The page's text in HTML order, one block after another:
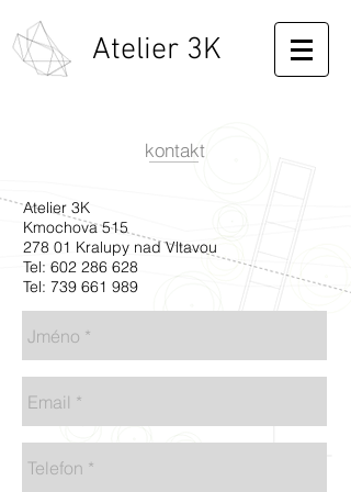
Atelier 3K
kontakt
Atelier 3K
Kmochova 515
278 01 Kralupy nad Vltavou
Tel: 602 286 628
Tel: 739 661 989